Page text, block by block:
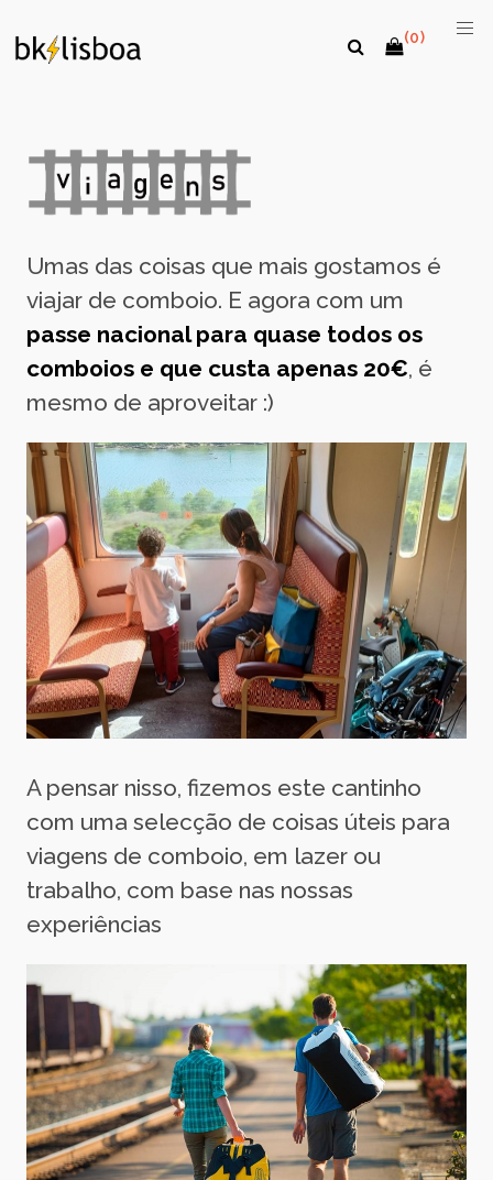
(0)
Umas das coisas que mais gostamos é
viajar de comboio. E agora com um
passe nacional para quase todos os
comboios e que custa apenas 20€, é
mesmo de aproveitar :)
A pensar nisso, fizemos este cantinho
com uma selecção de coisas úteis para
viagens de comboio, em lazer ou
trabalho, com base nas nossas
experiências